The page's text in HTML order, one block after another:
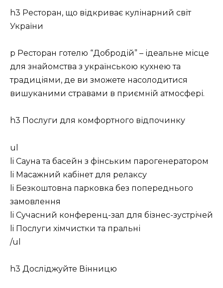
h3 Ресторан, що відкриває кулінарний світ
України
p Ресторан готелю “Добродій” – ідеальне місце
для знайомства з українською кухнею та
традиціями, де ви зможете насолодитися
вишуканими стравами в приємній атмосфері.
h3 Послуги для комфортного відпочинку
ul
li Сауна та басейн з фінським парогенератором
li Масажний кабінет для релаксу
li Безкоштовна парковка без попереднього
замовлення
li Сучасний конференц-зал для бізнес-зустрічей
li Послуги хімчистки та пральні
/ul
h3 Досліджуйте Вінницю